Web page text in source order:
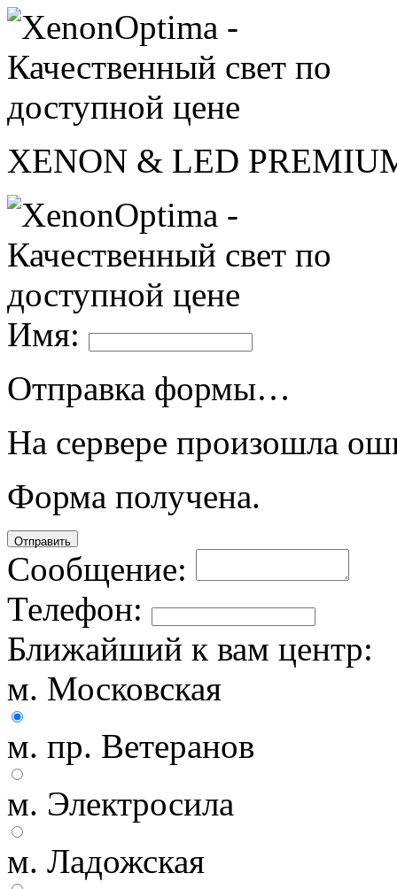
XENON & LED
Имя:
Отправка формы…
На сервере произошла
Форма получена.
Отправить
Сообщение:
Телефон:
Ближайший к вам центр:
м. Московская
м. пр. Ветеранов
м. Электросила
м. Ладожская